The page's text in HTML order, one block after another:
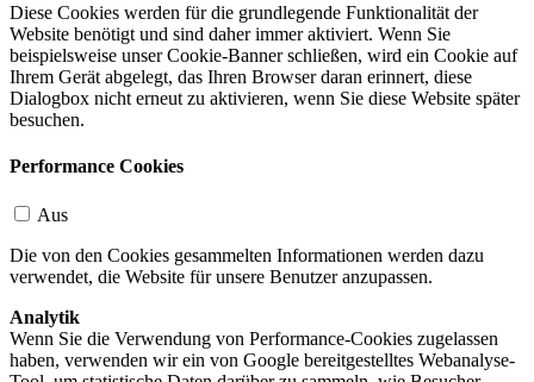
Diese Cookies werden für die grundlegende Funktionalität der
Website benötigt und sind daher immer aktiviert. Wenn Sie
beispielsweise unser Cookie-Banner schließen, wird ein Cookie auf
Ihrem Gerät abgelegt, das Ihren Browser daran erinnert, diese
Dialogbox nicht erneut zu aktivieren, wenn Sie diese Website später
besuchen.
Performance Cookies
Aus
Die von den Cookies gesammelten Informationen werden dazu
verwendet, die Website für unsere Benutzer anzupassen.
Analytik
Wenn Sie die Verwendung von Performance-Cookies zugelassen
haben, verwenden wir ein von Google bereitgestelltes Webanalyse-